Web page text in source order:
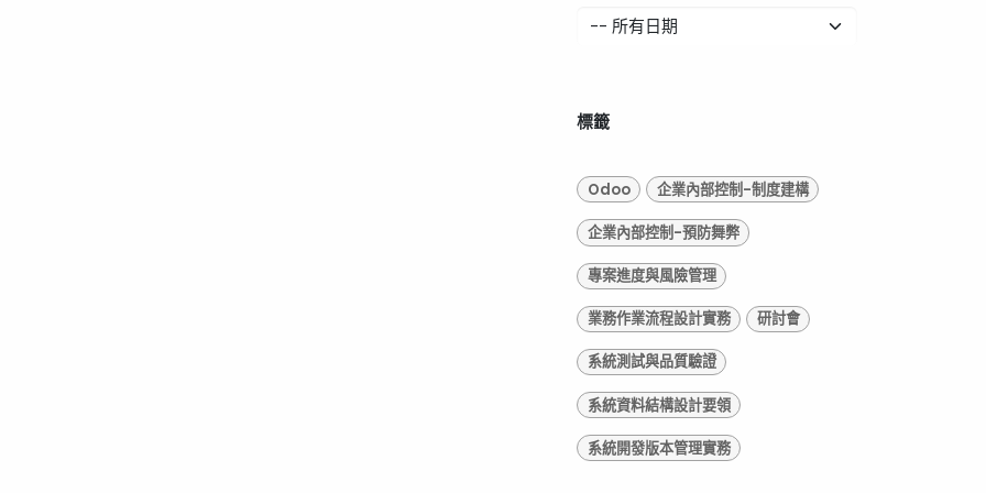
標籤
Odoo 企業內部控制-制度建構
企業內部控制-預防舞弊
專案進度與風險管理
業務作業流程設計實務 研討會
系統測試與品質驗證
系統資料結構設計要領
系統開發版本管理實務